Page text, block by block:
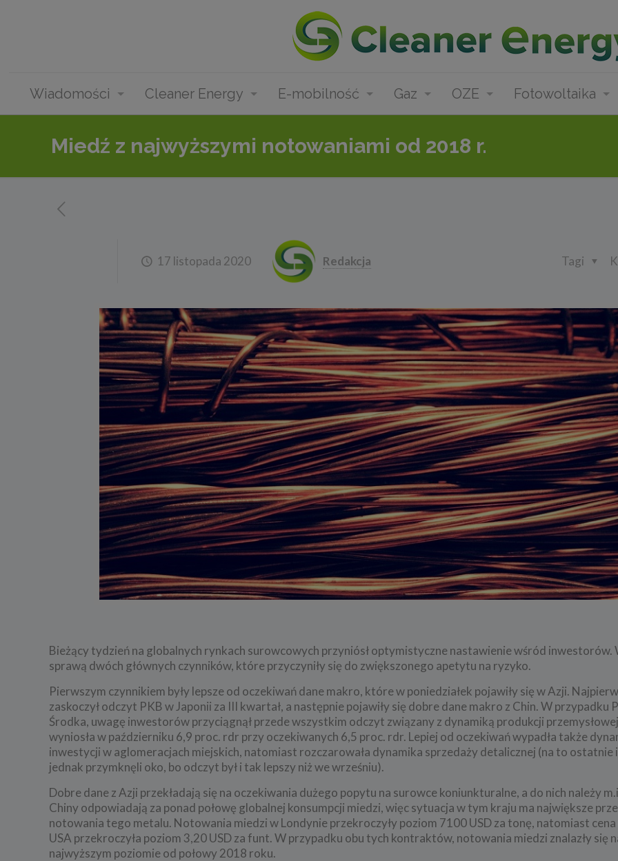
Wiadomości Cleaner Energy E-mobilność Gaz OZE Fotowoltaika
Miedź z najwyższymi notowaniami od 2018 r.
17 listopada 2020 Redakcja Tagi
Bieżący tydzień na globalnych rynkach surowcowych przyniósł optymistyczne nastawienie wśród inwestorów.
sprawą dwóch głównych czynników, które przyczyniły się do zwiększonego apetytu na ryzyko.
Pierwszym czynnikiem były lepsze od oczekiwań dane makro, które w poniedziałek pojawiły się w Azji.
zaskoczył odczyt PKB w Japonii za III kwartał, a następnie pojawiły się dobre dane makro z Chin. W przypadku
Środka, uwagę inwestorów przyciągnął przede wszystkim odczyt związany z dynamiką produkcji
wyniosła w październiku 6,9 proc. rdr przy oczekiwanych 6,5 proc. rdr. Lepiej od oczekiwań wypadła także
inwestycji w aglomeracjach miejskich, natomiast rozczarowała dynamika sprzedaży detalicznej (na to
jednak przymknęli oko, bo odczyt był i tak lepszy niż we wrześniu).
Dobre dane z Azji przekładają się na oczekiwania dużego popytu na surowce koniunkturalne, a do nich należy
Chiny odpowiadają za ponad połowę globalnej konsumpcji miedzi, więc sytuacja w tym kraju ma największe
notowania tego metalu. Notowania miedzi w Londynie przekroczyły poziom 7100 USD za tonę, natomiast
USA przekroczyła poziom 3,20 USD za funt. W przypadku obu tych kontraktów, notowania miedzi znalazły się
najwyższym poziomie od połowy 2018 roku.